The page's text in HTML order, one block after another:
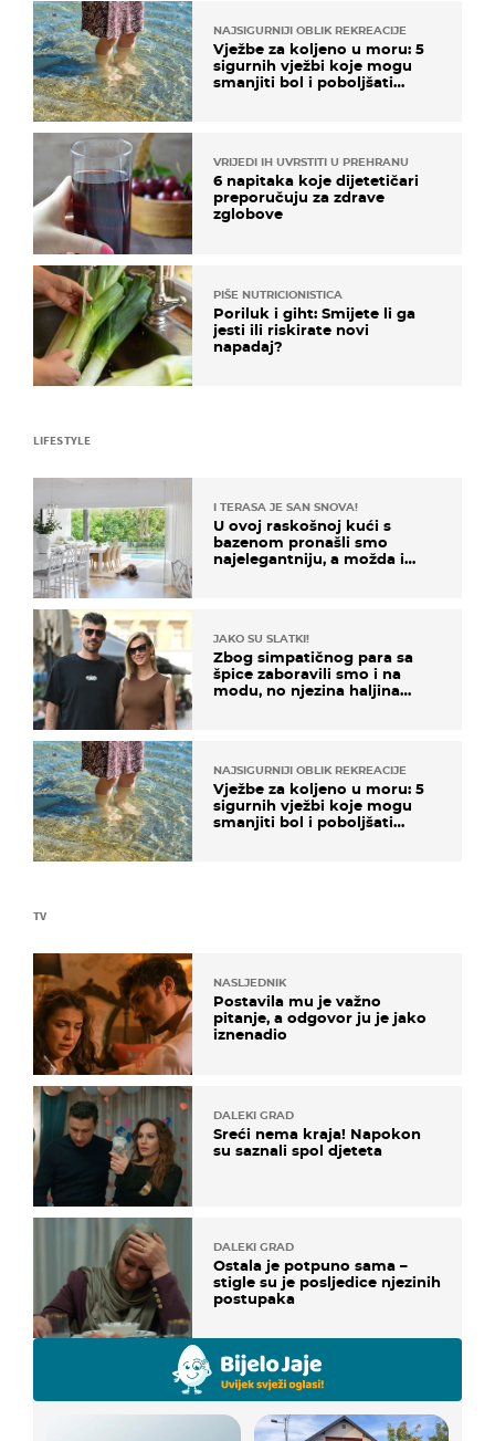
NAJSIGURNIJI OBLIK REKREACIJE
Vježbe za koljeno u moru: 5
sigurnih vježbi koje mogu
smanjiti bol i poboljšati
VRIJEDI IH UVRSTITI U PREHRANU
6 napitaka koje dijetetičari
preporučuju za zdrave
zglobove
PIŠE NUTRICIONISTICA
Poriluk i giht: Smijete li ga
jesti ili riskirate novi
napadaj?
TV
NASLJEDNIK
Postavila mu je važno
pitanje, a odgovor ju je jako
iznenadio
DALEKI GRAD
Sreći nema kraja! Napokon
su saznali spol djeteta
DALEKI GRAD
Ostala je potpuno sama –
stigle su je posljedice njezinih
postupaka
LIFESTYLE
I TERASA JE SAN SNOVA!
U ovoj raskošnoj kući s
bazenom pronašli smo
najelegantniju, a možda i
JAKO SU SLATKI!
Zbog simpatičnog para sa
špice zaboravili smo i na
modu, no njezina haljina
NAJSIGURNIJI OBLIK REKREACIJE
Vježbe za koljeno u moru: 5
sigurnih vježbi koje mogu
smanjiti bol i poboljšati